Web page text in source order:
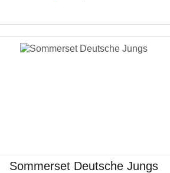
Sommerset Deutsche Jungs